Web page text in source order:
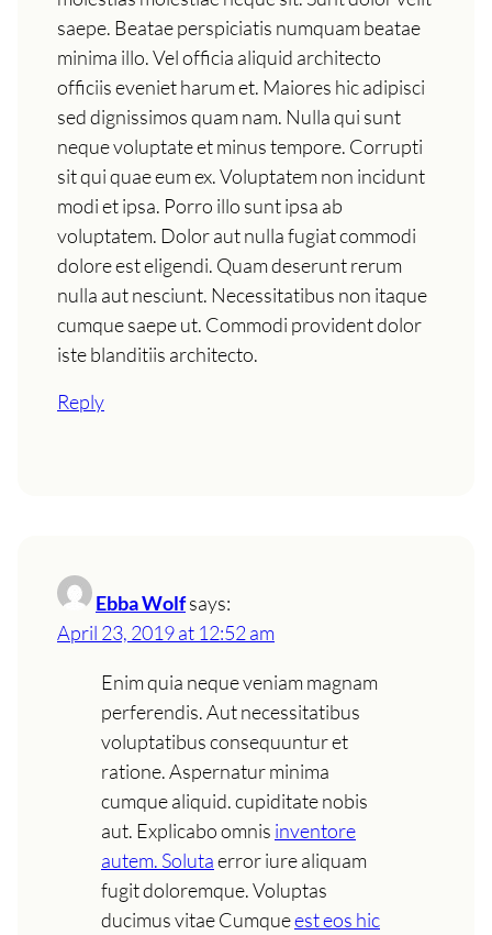
saepe. Beatae perspiciatis numquam beatae
minima illo. Vel officia aliquid architecto
officiis eveniet harum et. Maiores hic adipisci
sed dignissimos quam nam. Nulla qui sunt
neque voluptate et minus tempore. Corrupti
sit qui quae eum ex. Voluptatem non incidunt
modi et ipsa. Porro illo sunt ipsa ab
voluptatem. Dolor aut nulla fugiat commodi
dolore est eligendi. Quam deserunt rerum
nulla aut nesciunt. Necessitatibus non itaque
cumque saepe ut. Commodi provident dolor
iste blanditiis architecto.
Reply
Ebba Wolfsays:
April 23, 2019 at 12:52 am
Enim quia neque veniam magnam
perferendis. Aut necessitatibus
voluptatibus consequuntur et
ratione. Aspernatur minima
cumque aliquid. cupiditate nobis
aut. Explicabo omnis inventore
autem. Solutaerror iure aliquam
fugit doloremque. Voluptas
ducimus vitae Cumqueest eos hic